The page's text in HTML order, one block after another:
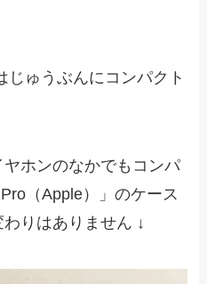
じゅうぶんにコンパクト
ホンのなかでもコンパ
（Apple）」のケース
りはありません ↓